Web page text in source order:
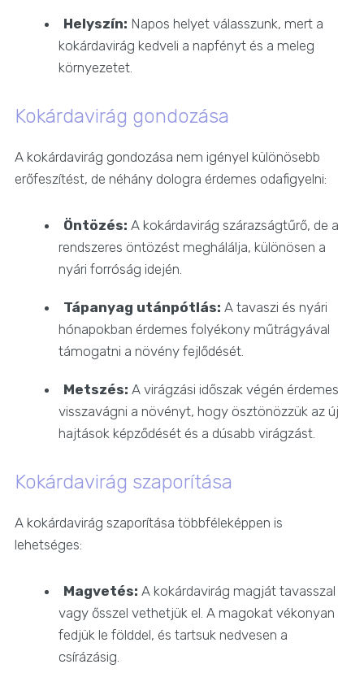
Helyszín: Napos helyet válasszunk, mert a
kokárdavirág kedveli a napfényt és a meleg
környezetet.
Kokárdavirág gondozása
A kokárdavirág gondozása nem igényel különösebb
erőfeszítést, de néhány dologra érdemes odafigyelni:
Öntözés: A kokárdavirág szárazságtűrő, de a
rendszeres öntözést meghálálja, különösen a
nyári forróság idején.
Tápanyag utánpótlás: A tavaszi és nyári
hónapokban érdemes folyékony műtrágyával
támogatni a növény fejlődését.
Metszés: A virágzási időszak végén érdemes
visszavágni a növényt, hogy ösztönözzük az új
hajtások képződését és a dúsabb virágzást.
Kokárdavirág szaporítása
A kokárdavirág szaporítása többféleképpen is
lehetséges:
Magvetés: A kokárdavirág magját tavasszal
vagy ősszel vethetjük el. A magokat vékonyan
fedjük le földdel, és tartsuk nedvesen a
csírázásig.